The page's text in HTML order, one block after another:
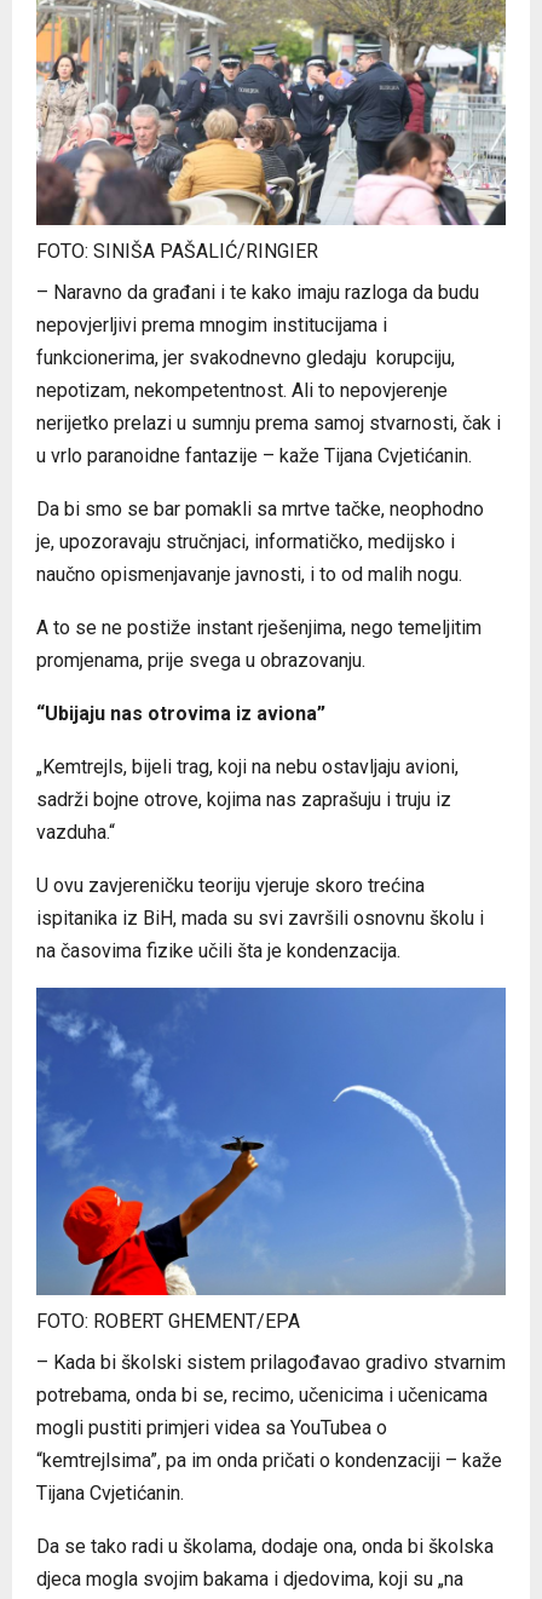
FOTO: SINIŠA PAŠALIĆ/RINGIER
– Naravno da građani i te kako imaju razloga da budu
nepovjerljivi prema mnogim institucijama i
funkcionerima, jer svakodnevno gledaju korupciju,
nepotizam, nekompetentnost. Ali to nepovjerenje
nerijetko prelazi u sumnju prema samoj stvarnosti, čak i
u vrlo paranoidne fantazije – kaže Tijana Cvjetićanin.
Da bi smo se bar pomakli sa mrtve tačke, neophodno
je, upozoravaju stručnjaci, informatičko, medijsko i
naučno opismenjavanje javnosti, i to od malih nogu.
A to se ne postiže instant rješenjima, nego temeljitim
promjenama, prije svega u obrazovanju.
“Ubijaju nas otrovima iz aviona”
„Kemtrejls, bijeli trag, koji na nebu ostavljaju avioni,
sadrži bojne otrove, kojima nas zaprašuju i truju iz
vazduha.“
U ovu zavjereničku teoriju vjeruje skoro trećina
ispitanika iz BiH, mada su svi završili osnovnu školu i
na časovima fizike učili šta je kondenzacija.
FOTO: ROBERT GHEMENT/EPA
– Kada bi školski sistem prilagođavao gradivo stvarnim
potrebama, onda bi se, recimo, učenicima i učenicama
mogli pustiti primjeri videa sa YouTubea o
“kemtrejlsima”, pa im onda pričati o kondenzaciji – kaže
Tijana Cvjetićanin.
Da se tako radi u školama, dodaje ona, onda bi školska
djeca mogla svojim bakama i djedovima, koji su „na